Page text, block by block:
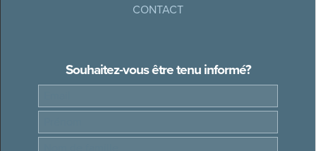
CONTACT
Souhaitez-vous être tenu informé?